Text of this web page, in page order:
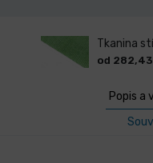
Tkanina
od 282,43
Popis a